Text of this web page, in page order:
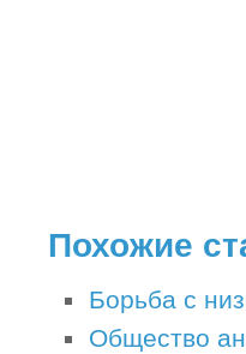
Похожие
Борьба с
Общество